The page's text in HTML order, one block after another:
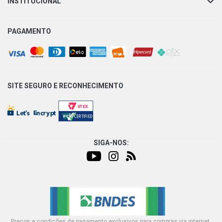
POWERTRAIN FLEX (2004 - 2020)
PALIO WEEKEND HLX SW 1.8 8V POWERTRAIN FLEX
PALIO WEEKEND EX SW 1.8 8V POWERTRAIN GASOLINA
GASOLINA (2003 - 2005)
SIENA EX SEDAN 1.0 16V FIRE GASOLINA (2001 - 2002)
PAGAMENTO
SITE SEGURO E RECONHECIMENTO
SIGA-NOS: